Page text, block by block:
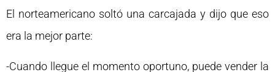
El norteamericano soltó una carcajada y dijo que eso
era la mejor parte:
-Cuando llegue el momento oportuno, puede vender la